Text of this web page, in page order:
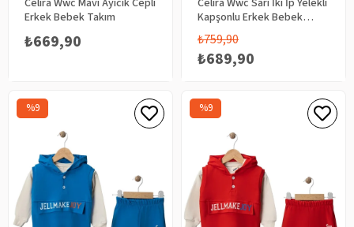
Erkek Bebek Takım
₺669,90
Kapşonlu Erkek Bebek
Takım
₺689,90
₺759,90
%9 %9